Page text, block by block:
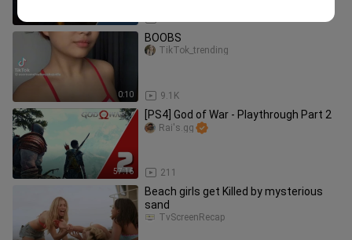
0:10
BOOBS
9.1K
TikTok_trending
57:16
[PS4] God of War - Playthrough Part 2
211
Rai's.gg
Beach girls get Killed by mysterious
sand
TvScreenRecap